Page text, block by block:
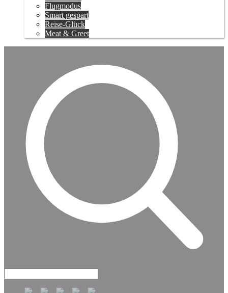
Flugmodus
Smart gespart
Reise-Glück
Meat & Greet